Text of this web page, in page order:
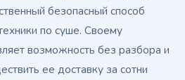
безопасный способ
по суше. Своему
возможность без разбора и
ее доставку за сотни